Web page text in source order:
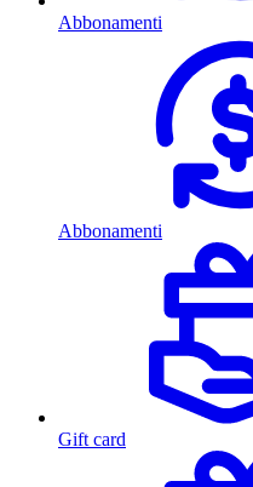
Abbonamenti
Abbonamenti
Gift card